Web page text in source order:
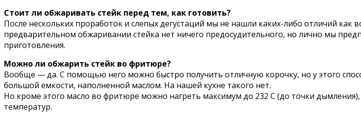
Стоит ли обжаривать стейк перед тем, как готовить?
После нескольких проработок и слепых дегустаций мы не нашли каких-либо отличий как
предварительном обжаривании стейка нет ничего предосудительного, но лично мы
приготовления.
Можно ли обжарить стейк во фритюре?
Вообще — да. С помощью него можно быстро получить отличную корочку, но у этого
большой емкости, наполненной маслом. На нашей кухне такого нет.
Но кроме этого масло во фритюре можно нагреть максимум до 232 С (до точки
температур.